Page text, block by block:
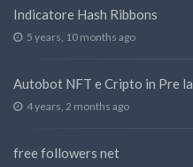
Indicatore Hash Ribbons
5 years, 10 months ago
Autobot NFT e Cripto in Pre
4 years, 2 months ago
free followers net